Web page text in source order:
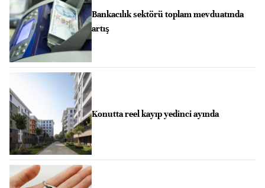
Bankacılık sektörü toplam mevduatında
artış
Konutta reel kayıp yedinci ayında